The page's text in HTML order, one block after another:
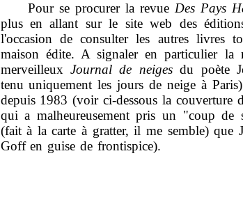
Pour se procurer la revue Des Pays
plus en allant sur le site web des
l'occasion de consulter les autres livres
maison édite. A signaler en particulier la
merveilleux Journal de neigesdu poète
tenu uniquement les jours de neige à
depuis 1983 (voir ci-dessous la
qui a malheureusement pris un "coup de
(fait à la carte à gratter, il me semble) que
Goff en guise de frontispice).